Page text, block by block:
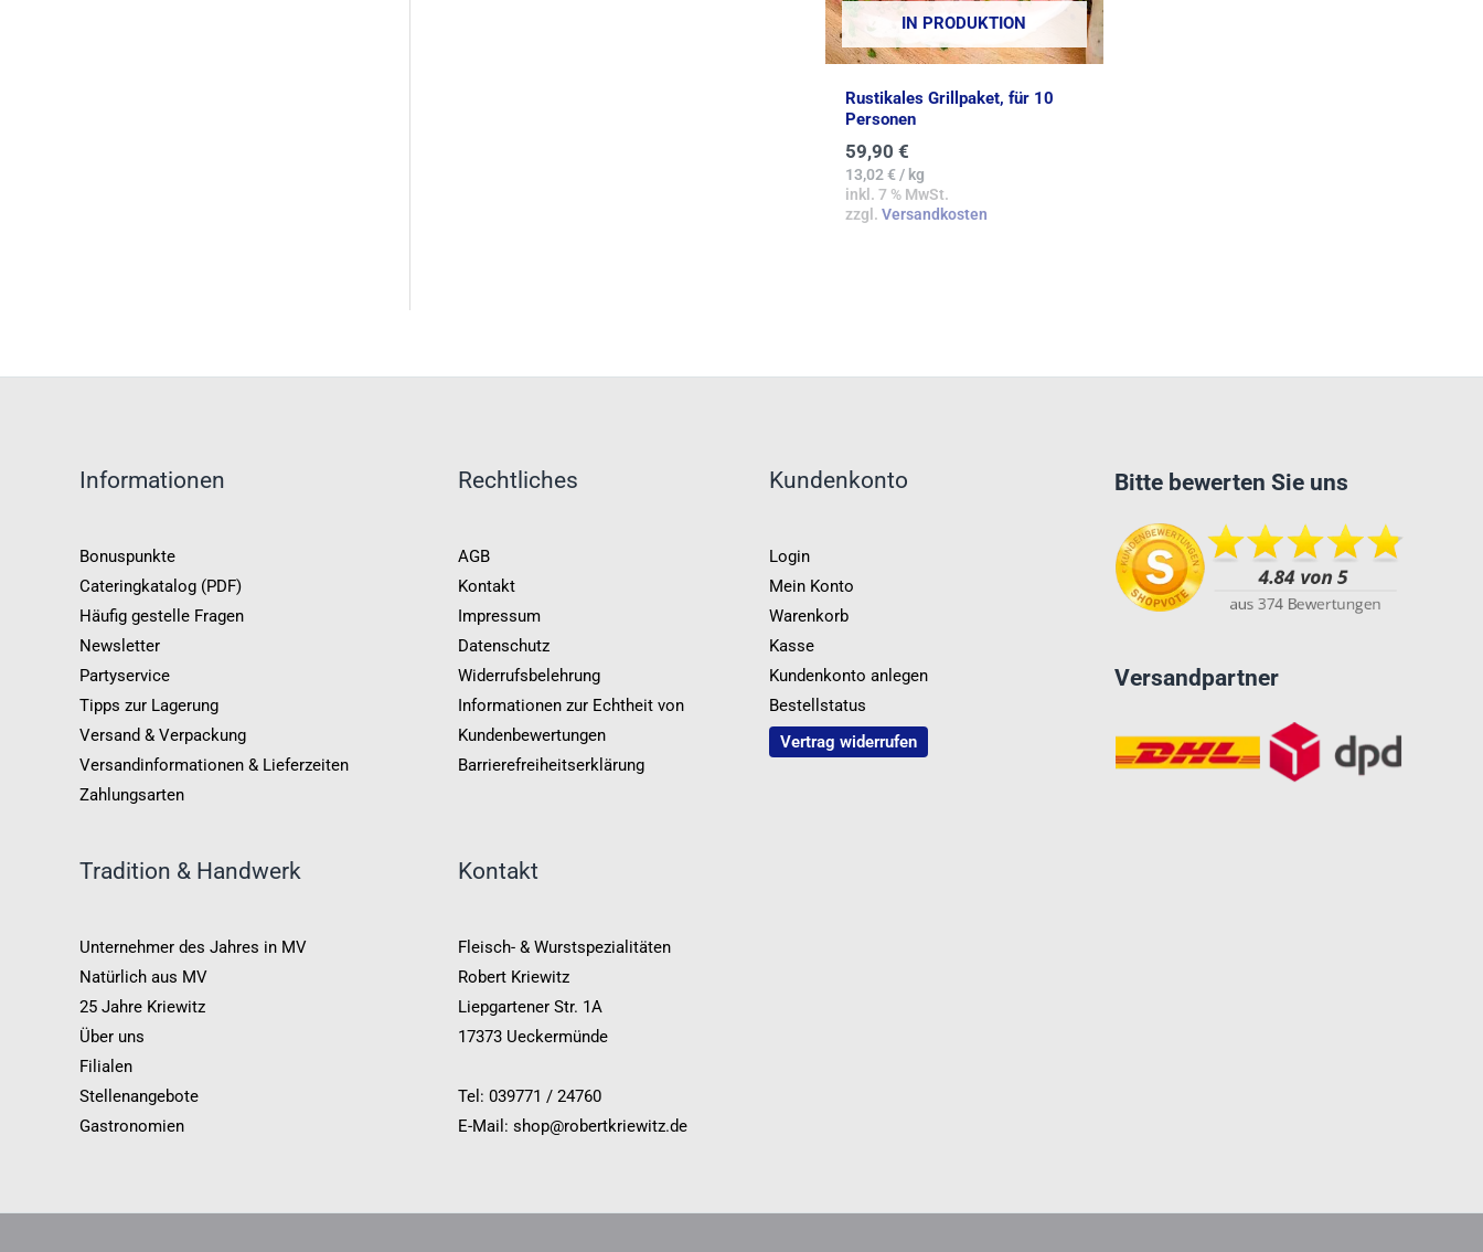
IN PRODUKTION
Rustikales Grillpaket, für 10
Personen
59,90€
13,02€ / kg
inkl. 7 % MwSt.
zzgl.Versandkosten
Informationen
Bonuspunkte
Cateringkatalog (PDF)
Häufig gestelle Fragen
Newsletter
Partyservice
Tipps zur Lagerung
Versand & Verpackung
Versandinformationen & Lieferzeiten
Zahlungsarten
Tradition & Handwerk
Unternehmer des Jahres in MV
Natürlich aus MV
25 Jahre Kriewitz
Über uns
Filialen
Stellenangebote
Gastronomien
Rechtliches
AGB
Kontakt
Impressum
Datenschutz
Widerrufsbelehrung
Informationen zur Echtheit von
Kundenbewertungen
Barrierefreiheitserklärung
Kontakt
Fleisch- & Wurstspezialitäten
Robert Kriewitz
Liepgartener Str. 1A
17373 Ueckermünde
Tel: 039771 / 24760
E-Mail: shop@robertkriewitz.de
Kundenkonto
Login
Mein Konto
Warenkorb
Kasse
Kundenkonto anlegen
Bestellstatus
Vertrag widerrufen
Bitte bewerten Sie uns
Versandpartner